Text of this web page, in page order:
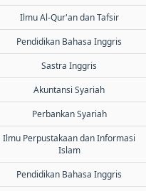
Ilmu Al-Qur'an dan Tafsir
Pendidikan Bahasa Inggris
Sastra Inggris
Akuntansi Syariah
Perbankan Syariah
Ilmu Perpustakaan dan Informasi
Islam
Pendidikan Bahasa Inggris